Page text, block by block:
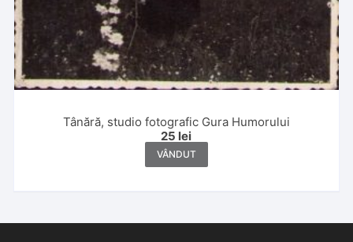
Tânără, studio fotografic Gura Humorului
25 lei
VÂNDUT